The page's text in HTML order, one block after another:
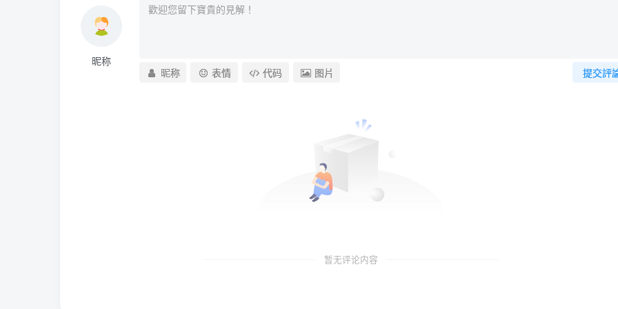
昵称
提交評
昵称 表情 代码 图片
暂无评论内容